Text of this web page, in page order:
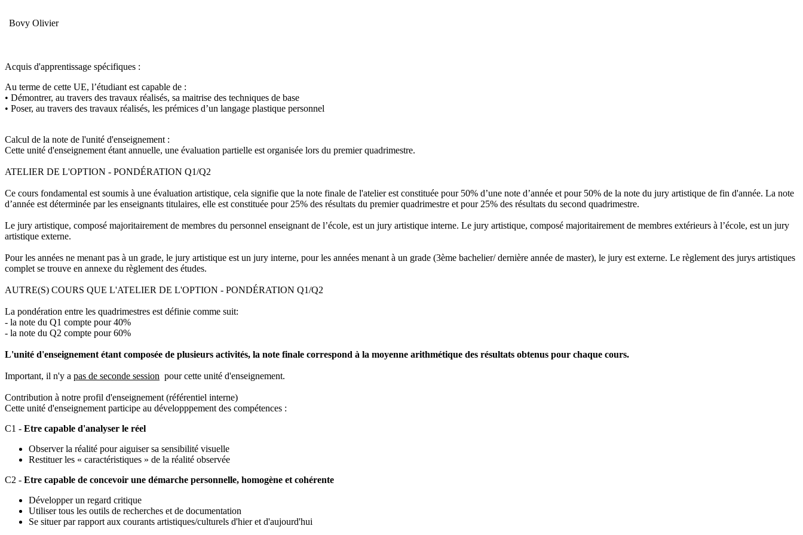
Bovy Olivier
Acquis d'apprentissage spécifiques :
Au terme de cette UE, l’étudiant est capable de :
• Démontrer, au travers des travaux réalisés, sa maitrise des techniques de base
• Poser, au travers des travaux réalisés, les prémices d’un langage plastique personnel
Calcul de la note de l'unité d'enseignement :
Cette unité d'enseignement étant annuelle, une évaluation partielle est organisée lors du premier quadrimestre.
ATELIER DE L'OPTION - PONDÉRATION Q1/Q2
Ce cours fondamental est soumis à une évaluation artistique, cela signifie que la note finale de l'atelier est constituée pour 50% d’une note d’année et pour 50% de la note du jury artistique de fin d'année. La note
d’année est déterminée par les enseignants titulaires, elle est constituée pour 25% des résultats du premier quadrimestre et pour 25% des résultats du second quadrimestre.
Le jury artistique, composé majoritairement de membres du personnel enseignant de l’école, est un jury artistique interne. Le jury artistique, composé majoritairement de membres extérieurs à l’école, est un jury
artistique externe.
Pour les années ne menant pas à un grade, le jury artistique est un jury interne, pour les années menant à un grade (3ème bachelier/ dernière année de master), le jury est externe. Le règlement des jurys artistiques
complet se trouve en annexe du règlement des études.
AUTRE(S) COURS QUE L'ATELIER DE L'OPTION - PONDÉRATION Q1/Q2
La pondération entre les quadrimestres est définie comme suit:
- la note du Q1 compte pour 40%
- la note du Q2 compte pour 60%
L'unité d'enseignement étant composée de plusieurs activités, la note finale correspond à la moyenne arithmétique des résultats obtenus pour chaque cours.
Important, il n'y a pas de seconde session pour cette unité d'enseignement.
Contribution à notre profil d'enseignement (référentiel interne)
Cette unité d'enseignement participe au développpement des compétences :
C1 - Etre capable d'analyser le réel
Observer la réalité pour aiguiser sa sensibilité visuelle
Restituer les « caractéristiques » de la réalité observée
C2 - Etre capable de concevoir une démarche personnelle, homogène et cohérente
Développer un regard critique
Utiliser tous les outils de recherches et de documentation
Se situer par rapport aux courants artistiques/culturels d'hier et d'aujourd'hui